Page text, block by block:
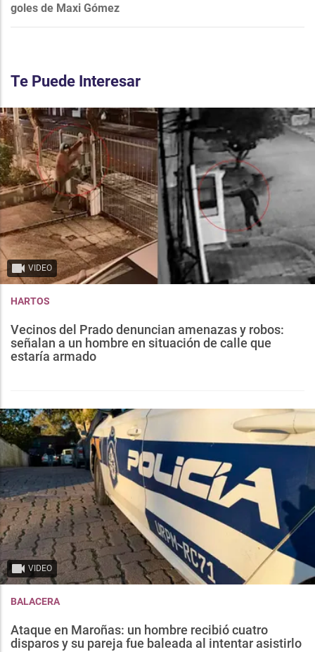
goles de Maxi Gómez
Te Puede Interesar
VIDEO
HARTOS
Vecinos del Prado denuncian amenazas y robos:
señalan a un hombre en situación de calle que
estaría armado
VIDEO
BALACERA
Ataque en Maroñas: un hombre recibió cuatro
disparos y su pareja fue baleada al intentar asistirlo